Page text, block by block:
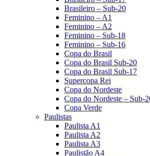
Brasileiro – Sub-20
Feminino – A1
Feminino – A2
Feminino – Sub-18
Feminino – Sub-16
Copa do Brasil
Copa do Brasil Sub-20
Copa do Brasil Sub-17
Supercopa Rei
Copa do Nordeste
Copa do Nordeste – Sub-
Copa Verde
Paulistas
Paulista A1
Paulista A2
Paulista A3
Paulistão A4